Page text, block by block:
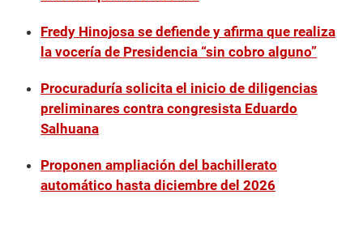
Fredy Hinojosa se defiende y afirma que realiza
la vocería de Presidencia “sin cobro alguno”
Procuraduría solicita el inicio de diligencias
preliminares contra congresista Eduardo
Salhuana
Proponen ampliación del bachillerato
automático hasta diciembre del 2026